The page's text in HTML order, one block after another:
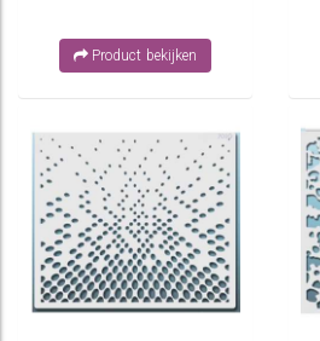
Product bekijken